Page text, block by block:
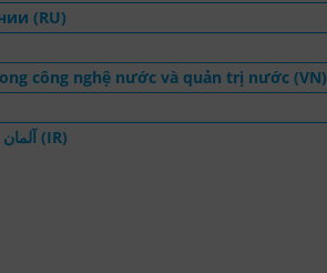
(RU)
công nghệ nước và quản trị nước (VN)
» آلمان فاضلاب وآب ای به تخصص دروازه فاضلاب و آب يريت هل و آوری درفن جرتری (IR)